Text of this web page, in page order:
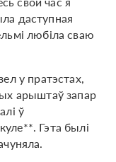
даступная
любіла сваю
у пратэстах,
арыштаў запар
ў
Гэта былі